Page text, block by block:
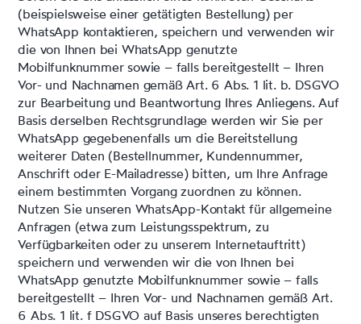
(beispielsweise einer getätigten Bestellung) per
WhatsApp kontaktieren, speichern und verwenden wir
die von Ihnen bei WhatsApp genutzte
Mobilfunknummer sowie – falls bereitgestellt – Ihren
Vor- und Nachnamen gemäß Art. 6 Abs. 1 lit. b. DSGVO
zur Bearbeitung und Beantwortung Ihres Anliegens. Auf
Basis derselben Rechtsgrundlage werden wir Sie per
WhatsApp gegebenenfalls um die Bereitstellung
weiterer Daten (Bestellnummer, Kundennummer,
Anschrift oder E-Mailadresse) bitten, um Ihre Anfrage
einem bestimmten Vorgang zuordnen zu können.
Nutzen Sie unseren WhatsApp-Kontakt für allgemeine
Anfragen (etwa zum Leistungsspektrum, zu
Verfügbarkeiten oder zu unserem Internetauftritt)
speichern und verwenden wir die von Ihnen bei
WhatsApp genutzte Mobilfunknummer sowie – falls
bereitgestellt – Ihren Vor- und Nachnamen gemäß Art.
6 Abs. 1 lit. f DSGVO auf Basis unseres berechtigten